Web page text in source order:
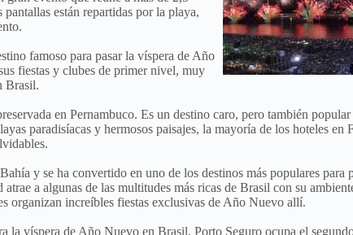
están repartidas por la playa,
famoso para pasar la víspera de Año
fiestas y clubes de primer nivel, muy
Brasil.
en Pernambuco. Es un destino caro, pero también popular
paradisíacas y hermosos paisajes, la mayoría de los hoteles en
y se ha convertido en uno de los destinos más populares para
a algunas de las multitudes más ricas de Brasil con su
organizan increíbles fiestas exclusivas de Año Nuevo allí.
la víspera de Año Nuevo en Brasil, Porto Seguro ocupa el